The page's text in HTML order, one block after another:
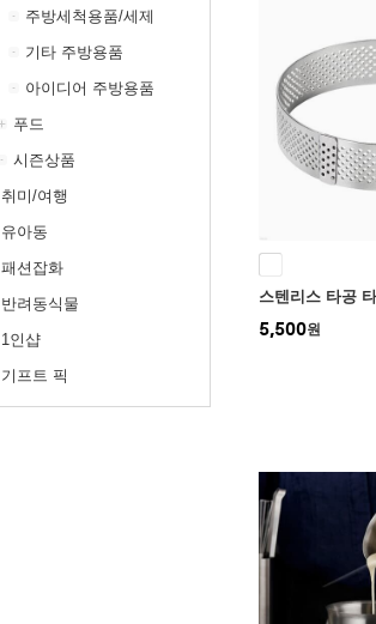
주방세척용품/세제
기타 주방용품
아이디어 주방용품
푸드
시즌상품
취미/여행
유아동
패션잡화
반려동식물
1인샵
기프트 픽
스텐리스 타공
5,500원